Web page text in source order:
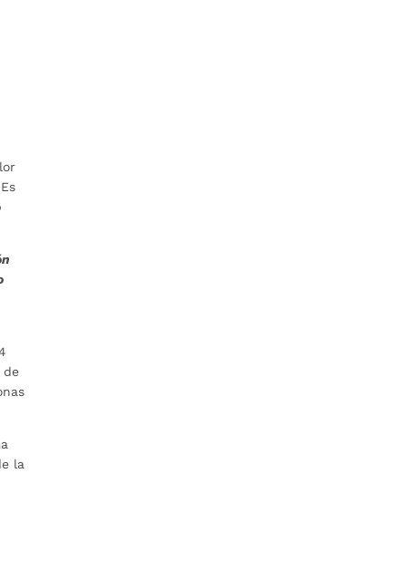
de
la